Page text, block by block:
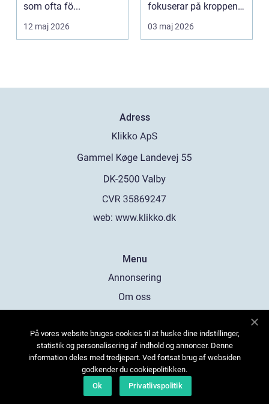
som ofta fö...
12 maj 2026
fokuserar på kroppens
egen förmåga att lä...
03 maj 2026
Adress
web: www.klikko.dk
Menu
Annonsering
Om oss
Kontakta oss
Sitemap
På vores website bruges cookies til at huske dine indstillinger,
statistik og personalisering af indhold og annoncer. Denne
information deles med tredjepart. Ved fortsat brug af websiden
godkender du cookiepolitikken.
Ok
Privatlivspolitik